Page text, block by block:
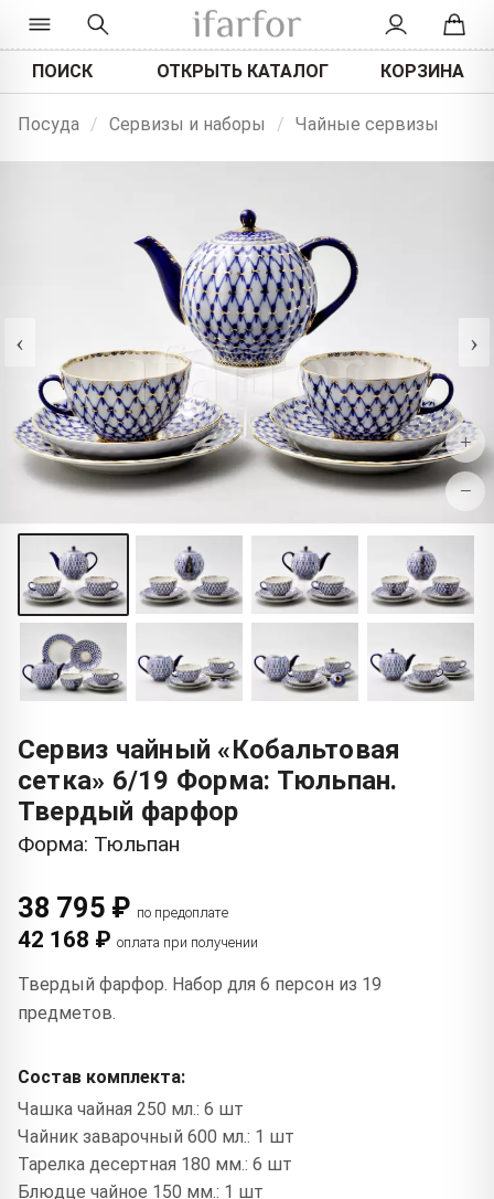
ПОИСК ОТКРЫТЬ КАТАЛОГ КОРЗИНА
Посуда / Сервизы и наборы / Чайные сервизы
‹ ›
+
−
Сервиз чайный «Кобальтовая
сетка» 6/19 Форма: Тюльпан.
Твердый фарфор
Форма: Тюльпан
38 795 ₽ по предоплате
42 168 ₽ оплата при получении
Твердый фарфор. Набор для 6 персон из 19
предметов.
Состав комплекта:
Чашка чайная 250 мл.: 6 шт
Чайник заварочный 600 мл.: 1 шт
Тарелка десертная 180 мм.: 6 шт
Блюдце чайное 150 мм.: 1 шт